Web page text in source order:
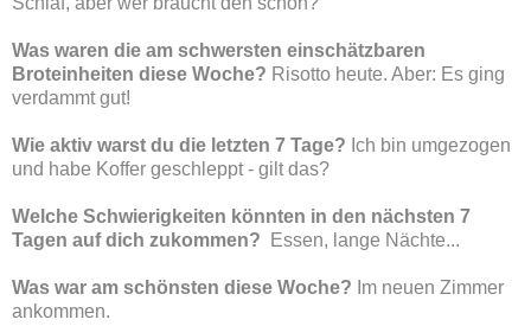
Was waren die am schwersten einschätzbaren
Broteinheiten diese Woche? Risotto heute. Aber: Es ging
verdammt gut!
Wie aktiv warst du die letzten 7 Tage? Ich bin umgezogen
und habe Koffer geschleppt - gilt das?
Welche Schwierigkeiten könnten in den nächsten 7
Tagen auf dich zukommen?
Essen, lange Nächte...
Was war am schönsten diese Woche? Im neuen Zimmer
ankommen.